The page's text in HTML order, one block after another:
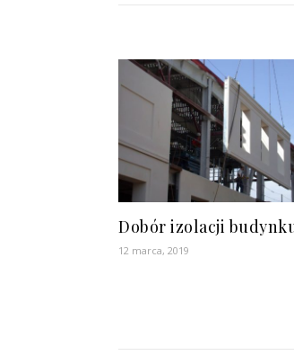
Dobór izolacji
12 marca, 2019